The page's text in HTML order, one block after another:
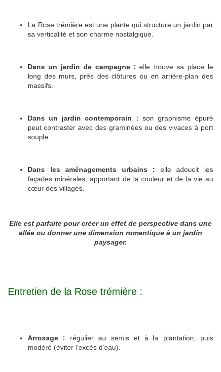
La Rose trémière est une plante qui structure un jardin par
sa verticalité et son charme nostalgique.
Dans un jardin de campagne :elle trouve sa place le
long des murs, près des clôtures ou en arrière-plan des
massifs.
Dans un jardin contemporain : son graphisme épuré
peut contraster avec des graminées ou des vivaces à port
souple.
Dans les aménagements urbains : elle adoucit les
façades minérales, apportant de la couleur et de la vie au
cœur des villages.
Elle est parfaite pour créer un effet de perspective dans une
allée ou donner une dimension romantique à un jardin
paysager.
Entretien de la Rose trémière :
Arrosage : régulier au semis et à la plantation, puis
modéré (éviter l’excès d’eau).